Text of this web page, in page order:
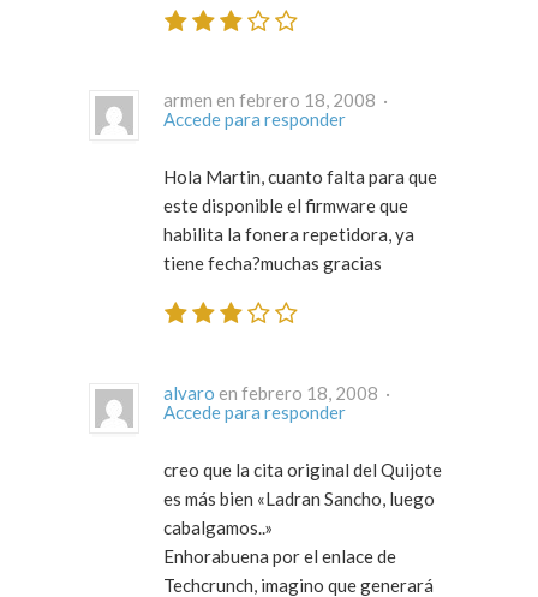
armen en febrero 18, 2008 ·
Accede para responder
Hola Martin, cuanto falta para que
este disponible el firmware que
habilita la fonera repetidora, ya
tiene fecha?muchas gracias
alvaro
en febrero 18, 2008 ·
Accede para responder
creo que la cita original del Quijote
es más bien «Ladran Sancho, luego
cabalgamos..»
Enhorabuena por el enlace de
Techcrunch, imagino que generará